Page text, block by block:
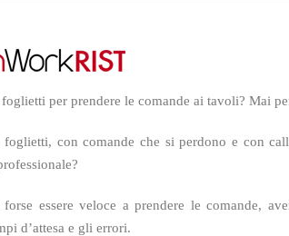
per prendere le comande ai tavoli? Mai
con comande che si perdono e con
essere veloce a prendere le comande,
d’attesa e gli errori.